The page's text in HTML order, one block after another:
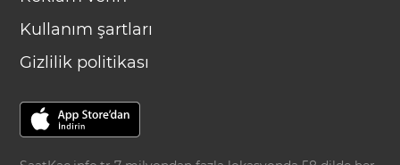
Kullanım şartları
Gizlilik politikası